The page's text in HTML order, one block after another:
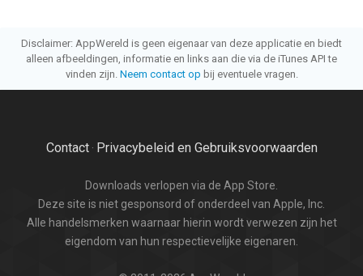
Disclaimer: AppWereld is geen eigenaar van deze applicatie en biedt
alleen afbeeldingen, informatie en links aan die via de iTunes API te
vinden zijn. Neem contact op bij eventuele vragen.
Contact· Privacybeleid en Gebruiksvoorwaarden
Downloads verlopen via de App Store.
Deze site is niet gesponsord of onderdeel van Apple, Inc.
Alle handelsmerken waarnaar hierin wordt verwezen zijn het
eigendom van hun respectievelijke eigenaren.